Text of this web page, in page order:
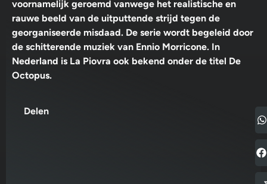
voornamelijk geroemd vanwege het realistische en
rauwe beeld van de uitputtende strijd tegen de
georganiseerde misdaad. De serie wordt begeleid door
de schitterende muziek van Ennio Morricone. In
Nederland is La Piovra ook bekend onder de titel De
Octopus.
Delen